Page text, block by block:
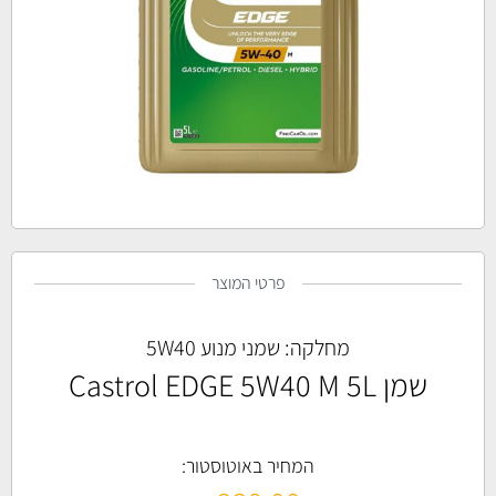
פרטי המוצר
מחלקה: שמני מנוע 5W40
שמן Castrol EDGE 5W40 M 5L
המחיר באוטוסטור: